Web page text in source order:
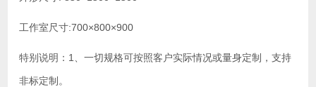
工作室尺寸:700×800×900
特别说明：1、一切规格可按照客户实际情况或量身定制，支持
非标定制。